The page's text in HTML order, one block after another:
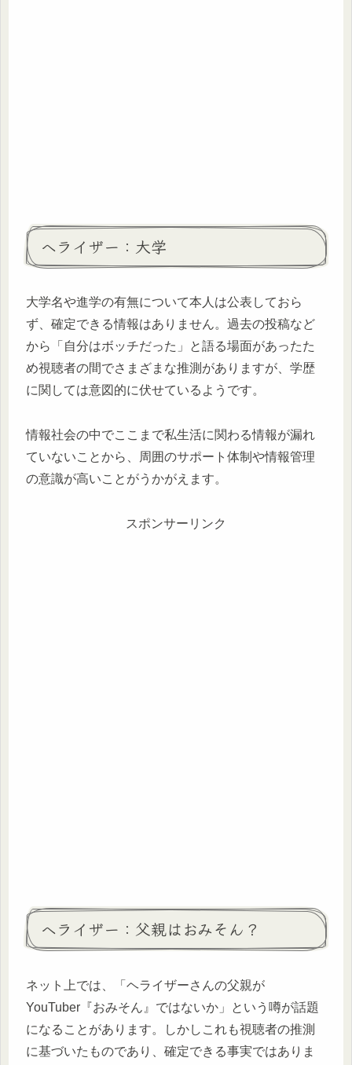
ヘライザー：大学
大学名や進学の有無について本人は公表しておら
ず、確定できる情報はありません。過去の投稿など
から「自分はボッチだった」と語る場面があったた
め視聴者の間でさまざまな推測がありますが、学歴
に関しては意図的に伏せているようです。
情報社会の中でここまで私生活に関わる情報が漏れ
ていないことから、周囲のサポート体制や情報管理
の意識が高いことがうかがえます。
スポンサーリンク
ヘライザー：父親はおみそん？
ネット上では、「ヘライザーさんの父親が
YouTuber『おみそん』ではないか」という噂が話題
になることがあります。しかしこれも視聴者の推測
に基づいたものであり、確定できる事実ではありま